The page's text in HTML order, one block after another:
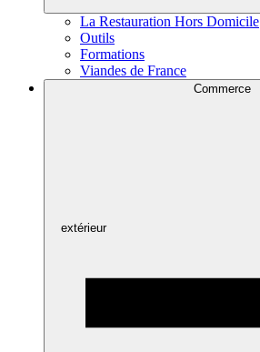
La Restauration Hors Domicile
Outils
Formations
Viandes de France
Commerce
extérieur